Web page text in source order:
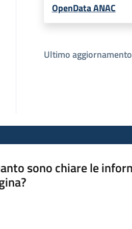
OpenData ANAC
Ultimo aggiornamento
sono chiare le